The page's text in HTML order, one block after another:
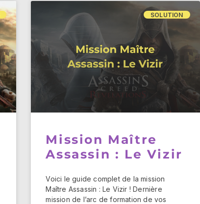
SOLUTION
Mission Maître
Assassin : Le Vizir
Voici le guide complet de la mission
Maître Assassin : Le Vizir ! Dernière
mission de l’arc de formation de vos